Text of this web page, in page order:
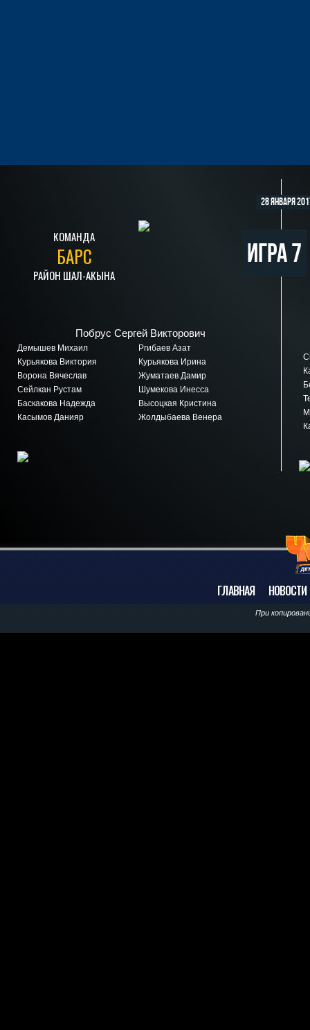
Игра 7
28 января
КОМАНДА
БАРС
РАЙОН ШАЛ-АКЫНА
Побрус Сергей Викторович
Демышев Михаил
Ргибаев Азат
Курьякова Виктория
Курьякова Ирина
Ворона Вячеслав
Жуматаев Дамир
Сейлкан Рустам
Шумекова Инесса
Баскакова Надежда
Высоцкая Кристина
Касымов Данияр
Жолдыбаева Венера
ГЛАВНАЯ НОВОСТИ
При